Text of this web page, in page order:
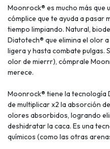
Moonrock® es mucho más que
cómplice que te ayuda a pasar
tiempo limpiando. Natural,
Diatotech® que elimina el olor
ligera y hasta combate pulgas.
olor de mierrr), cómprale
merece.
Moonrock® tiene la tecnología
de multiplicar x2 la absorción
olores absorbidos, logrando
deshidratar la caca. Es una
químicos (como las otras